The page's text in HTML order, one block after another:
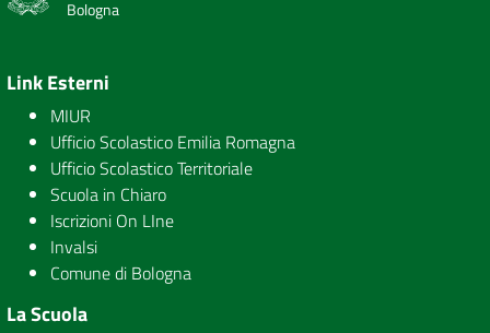
Bologna
Link Esterni
MIUR
Ufficio Scolastico Emilia Romagna
Ufficio Scolastico Territoriale
Scuola in Chiaro
Iscrizioni On LIne
Invalsi
Comune di Bologna
La Scuola